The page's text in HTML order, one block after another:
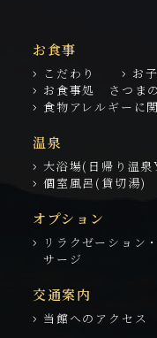
お食事
こだわり お
お食事処 さつま
食物アレルギーに
温泉
大浴場(日帰り温
個室風呂(貸切湯)
オプション
リラクゼーション
サージ
交通案内
当館へのアクセス